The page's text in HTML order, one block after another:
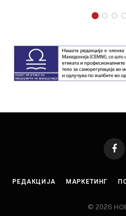
РЕДАКЦИЈА МАРКЕТИНГ
© 2026